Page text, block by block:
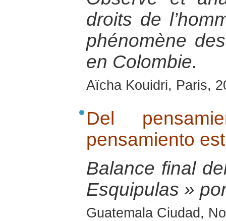
droits de
phénomène
en Colombie.
Aïcha Kouidri, Paris,
Del
pensamiento
Balance final
Esquipulas »
Guatemala Ciudad,